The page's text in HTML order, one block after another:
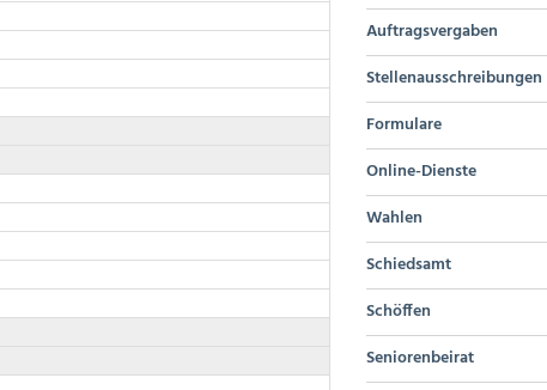
Auftragsvergaben
Stellenausschreibungen
Formulare
Online-Dienste
Wahlen
Schiedsamt
Schöffen
Seniorenbeirat